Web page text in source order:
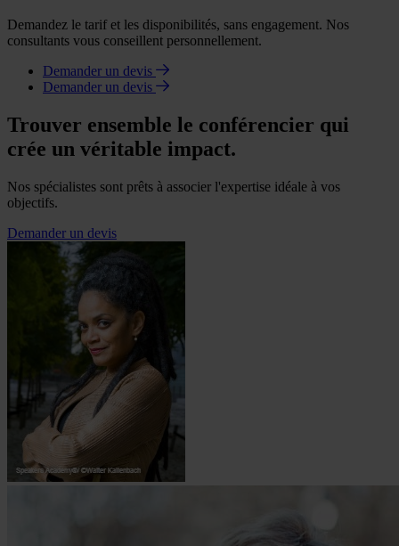
Demandez le tarif et les disponibilités, sans engagement. Nos
consultants vous conseillent personnellement.
Demander un devis
Demander un devis
Trouver ensemble le conférencier qui
crée un véritable impact.
Nos spécialistes sont prêts à associer l'expertise idéale à vos
objectifs.
Demander un devis